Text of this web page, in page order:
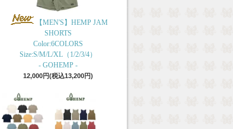
【MEN'S】HEMP JAM
SHORTS
Color:6COLORS
Size:S/M/L/XL（1/2/3/4）
- GOHEMP -
12,000円(税込13,200円)